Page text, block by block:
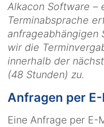
Alkacon Software –
Terminabsprache
anfrageabhängigen
wir die
innerhalb der
(48 Stunden) zu.
Anfragen per
Eine Anfrage per E-